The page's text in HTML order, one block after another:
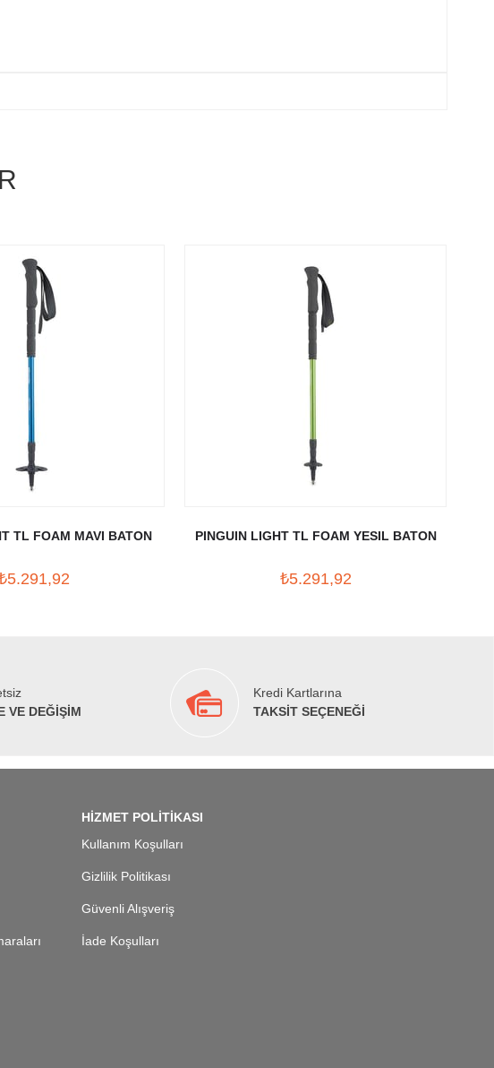
TL FOAM MAVI BATON PINGUIN LIGHT TL FOAM YESIL BATON
₺5.291,92
VE DEĞİŞİM
Kredi Kartlarına
TAKSİT SEÇENEĞİ
HİZMET POLİTİKASI
Kullanım Koşulları
Gizlilik Politikası
Güvenli Alışveriş
İade Koşulları